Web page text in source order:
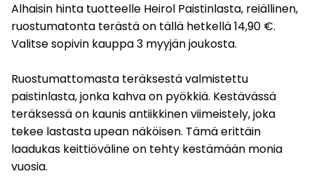
Alhaisin hinta tuotteelle Heirol Paistinlasta, reiällinen,
ruostumatonta terästä on tällä hetkellä 14,90 €.
Valitse sopivin kauppa 3 myyjän joukosta.
Ruostumattomasta teräksestä valmistettu
paistinlasta, jonka kahva on pyökkiä. Kestävässä
teräksessä on kaunis antiikkinen viimeistely, joka
tekee lastasta upean näköisen. Tämä erittäin
laadukas keittiöväline on tehty kestämään monia
vuosia.